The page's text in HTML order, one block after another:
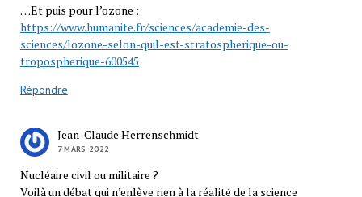
…Et puis pour l’ozone :
https://www.humanite.fr/sciences/academie-des-
sciences/lozone-selon-quil-est-stratospherique-ou-
tropospherique-600545
Répondre
Jean-Claude Herrenschmidt
7 MARS 2022
Nucléaire civil ou militaire ?
Voilà un débat qui n’enlève rien à la réalité de la science